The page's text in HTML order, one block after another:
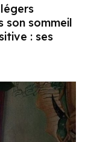
son sommeil
: ses